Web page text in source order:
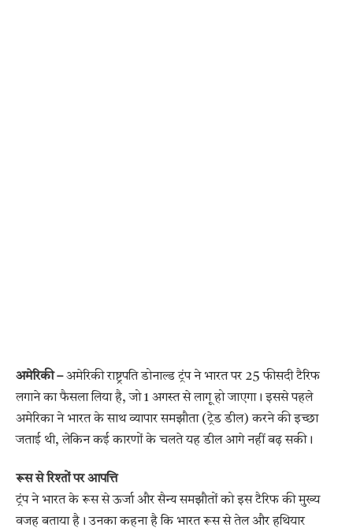
अमेरिकी –अमेरिकी राष्ट्रपति डोनाल्ड ट्रंप ने भारत पर 25 फीसदी टैरिफ
लगाने का फैसला लिया है, जो 1 अगस्त से लागू हो जाएगा। इससे पहले
अमेरिका ने भारत के साथ व्यापार समझौता (ट्रेड डील) करने की इच्छा
जताई थी, लेकिन कई कारणों के चलते यह डील आगे नहीं बढ़ सकी।
रूस से रिश्तों पर आपत्ति
ट्रंप ने भारत के रूस से ऊर्जा और सैन्य समझौतों को इस टैरिफ की मुख्य
वजह बताया है। उनका कहना है कि भारत रूस से तेल और हथियार